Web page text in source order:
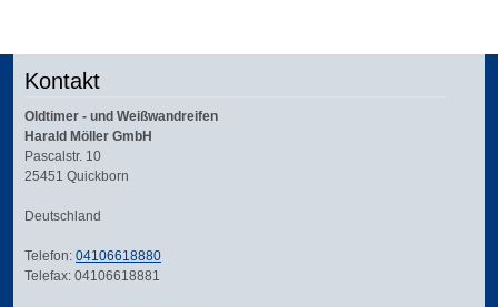
Kontakt
Oldtimer - und Weißwandreifen
Harald Möller GmbH
Pascalstr. 10
25451 Quickborn
Deutschland
Telefon: 04106618880
Telefax: 04106618881